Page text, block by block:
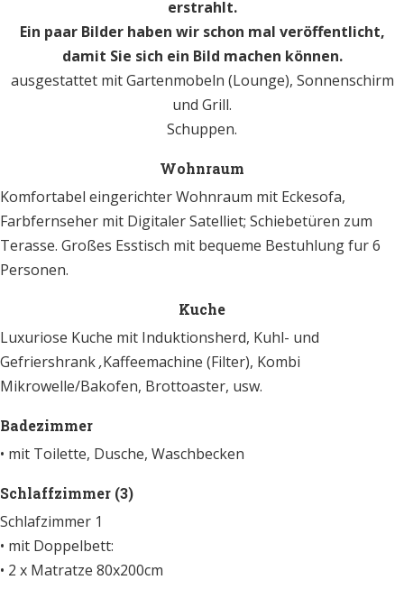
erstrahlt.
Ein paar Bilder haben wir schon mal veröffentlicht,
damit Sie sich ein Bild machen können.
ausgestattet mit Gartenmobeln (Lounge), Sonnenschirm
und Grill.
Schuppen.
Wohnraum
Komfortabel eingerichter Wohnraum mit Eckesofa,
Farbfernseher mit Digitaler Satelliet; Schiebetüren zum
Terasse. Großes Esstisch mit bequeme Bestuhlung fur 6
Personen.
Kuche
Luxuriose Kuche mit Induktionsherd, Kuhl- und
Gefriershrank,Kaffeemachine (Filter), Kombi
Mikrowelle/Bakofen, Brottoaster, usw.
Badezimmer
• mit Toilette, Dusche, Waschbecken
Schlaffzimmer (3)
Schlafzimmer 1
• mit Doppelbett:
• 2 x Matratze 80x200cm